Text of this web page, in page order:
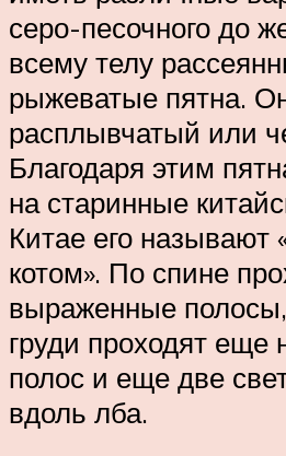
серо-песочного до
всему телу
рыжеватые пятна.
расплывчатый или
Благодаря этим
на старинные
Китае его называют
котом». По спине
выраженные полосы,
груди проходят еще
полос и еще две
вдоль лба.